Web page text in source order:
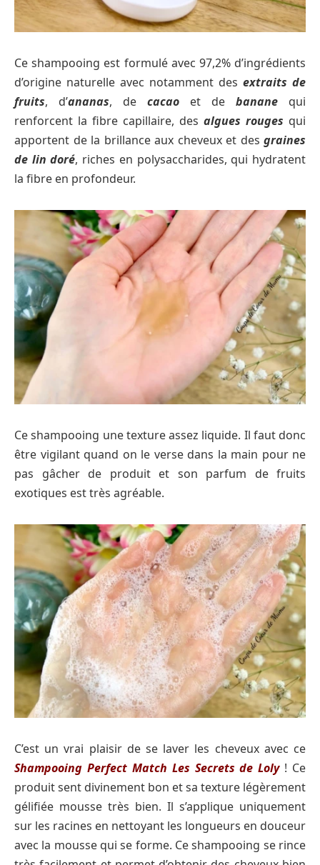
Ce shampooing est formulé avec 97,2% d’ingrédients
d’origine naturelle avec notamment des extraits de
fruits, d’ananas, de cacao et de banane qui
renforcent la fibre capillaire, des algues rouges qui
apportent de la brillance aux cheveux et des graines
de lin doré, riches en polysaccharides, qui hydratent
la fibre en profondeur.
Ce shampooing une texture assez liquide. Il faut donc
être vigilant quand on le verse dans la main pour ne
pas gâcher de produit et son parfum de fruits
exotiques est très agréable.
C’est un vrai plaisir de se laver les cheveux avec ce
Shampooing Perfect Match Les Secrets de Loly! Ce
produit sent divinement bon et sa texture légèrement
gélifiée mousse très bien. Il s’applique uniquement
sur les racines en nettoyant les longueurs en douceur
avec la mousse qui se forme. Ce shampooing se rince